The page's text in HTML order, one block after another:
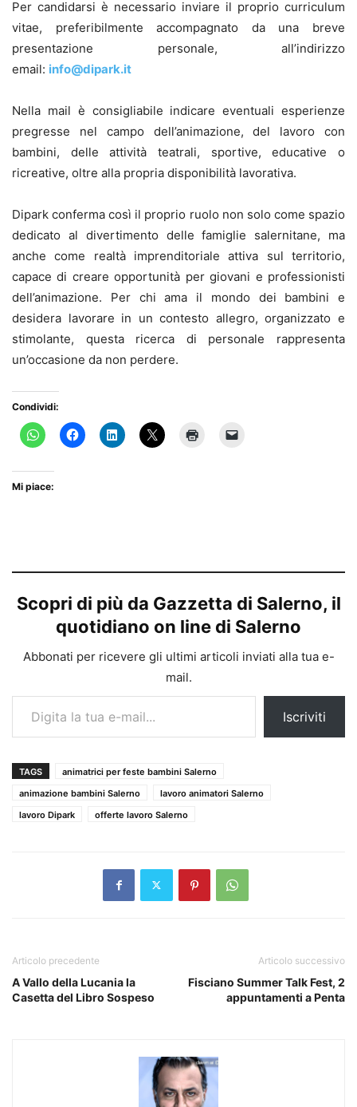
Per candidarsi è necessario inviare il proprio curriculum
vitae, preferibilmente accompagnato da una breve
presentazione personale, all’indirizzo
email: info@dipark.it
Nella mail è consigliabile indicare eventuali esperienze
pregresse nel campo dell’animazione, del lavoro con
bambini, delle attività teatrali, sportive, educative o
ricreative, oltre alla propria disponibilità lavorativa.
Dipark conferma così il proprio ruolo non solo come spazio
dedicato al divertimento delle famiglie salernitane, ma
anche come realtà imprenditoriale attiva sul territorio,
capace di creare opportunità per giovani e professionisti
dell’animazione. Per chi ama il mondo dei bambini e
desidera lavorare in un contesto allegro, organizzato e
stimolante, questa ricerca di personale rappresenta
un’occasione da non perdere.
Condividi:
Mi piace:
Scopri di più da Gazzetta di Salerno, il
quotidiano on line di Salerno
Abbonati per ricevere gli ultimi articoli inviati alla tua e-
mail.
Digita la tua e-mail...
Iscriviti
TAGS
animatrici per feste bambini Salerno
animazione bambini Salerno
lavoro animatori Salerno
lavoro Dipark
offerte lavoro Salerno
Articolo precedente
A Vallo della Lucania la
Casetta del Libro Sospeso
Articolo successivo
Fisciano Summer Talk Fest, 2
appuntamenti a Penta